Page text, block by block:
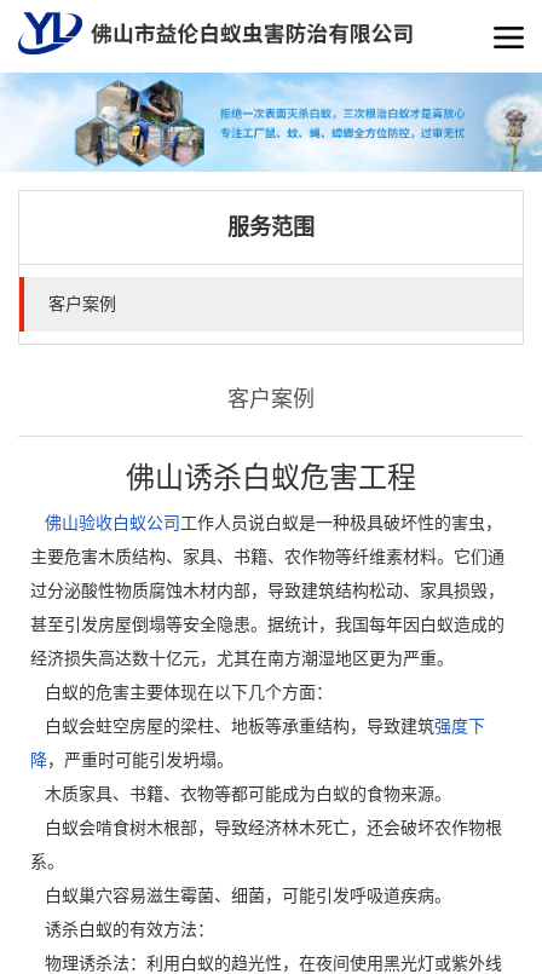
服务范围
客户案例
客户案例
佛山诱杀白蚁危害工程
佛山验收白蚁公司 工作人员说白蚁是一种极具破坏性的害虫，
主要危害木质结构、家具、书籍、农作物等纤维素材料。它们通
过分泌酸性物质腐蚀木材内部，导致建筑结构松动、家具损毁，
甚至引发房屋倒塌等安全隐患。据统计，我国每年因白蚁造成的
经济损失高达数十亿元，尤其在南方潮湿地区更为严重。
白蚁的危害主要体现在以下几个方面：
白蚁会蛀空房屋的梁柱、地板等承重结构，导致建筑强度下
降，严重时可能引发坍塌。
木质家具、书籍、衣物等都可能成为白蚁的食物来源。
白蚁会啃食树木根部，导致经济林木死亡，还会破坏农作物根
系。
白蚁巢穴容易滋生霉菌、细菌，可能引发呼吸道疾病。
诱杀白蚁的有效方法：
物理诱杀法：利用白蚁的趋光性，在夜间使用黑光灯或紫外线